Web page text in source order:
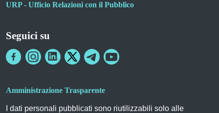
URP - Ufficio Relazioni con il Pubblico
Seguici su
Amministrazione Trasparente
I dati personali pubblicati sono riutilizzabili solo alle